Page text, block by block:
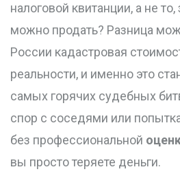
налоговой квитанции, а не
можно продать? Разница
России кадастровая
реальности, и именно это
самых горячих судебных
спор с соседями или
без профессиональной
вы просто теряете деньги.